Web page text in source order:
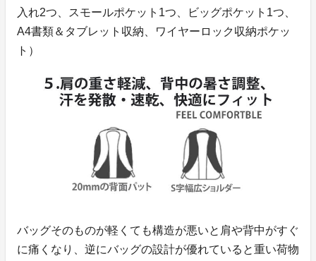
入れ2つ、スモールポケット1つ、ビッグポケット1つ、
A4書類＆タブレット収納、ワイヤーロック収納ポケッ
ト）
バッグそのものが軽くても構造が悪いと肩や背中がすぐ
に痛くなり、逆にバッグの設計が優れていると重い荷物